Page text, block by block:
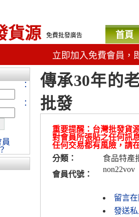
貨源 免費批發廣告 首頁
立即加入免費會員，
傳承30年的
批發
重要提醒：台灣批發貨
對會員所張貼之任何訊
任何交易都有風險，請
分類：
食品特產
會員代號：
non22vov
留言
發送